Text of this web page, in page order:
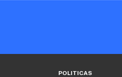
POLITICAS